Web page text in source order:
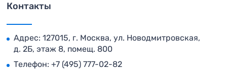
Контакты
Адрес: 127015, г. Москва, ул. Новодмитровская,
д. 2Б, этаж 8, помещ. 800
Телефон: +7 (495) 777-02-82